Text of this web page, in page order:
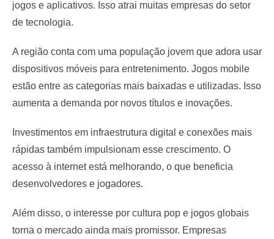
jogos e aplicativos. Isso atrai muitas empresas do setor
de tecnologia.
A região conta com uma população jovem que adora usar
dispositivos móveis para entretenimento. Jogos mobile
estão entre as categorias mais baixadas e utilizadas. Isso
aumenta a demanda por novos títulos e inovações.
Investimentos em infraestrutura digital e conexões mais
rápidas também impulsionam esse crescimento. O
acesso à internet está melhorando, o que beneficia
desenvolvedores e jogadores.
Além disso, o interesse por cultura pop e jogos globais
torna o mercado ainda mais promissor. Empresas